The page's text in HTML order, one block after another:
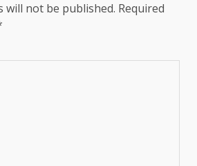
will not be published. Required